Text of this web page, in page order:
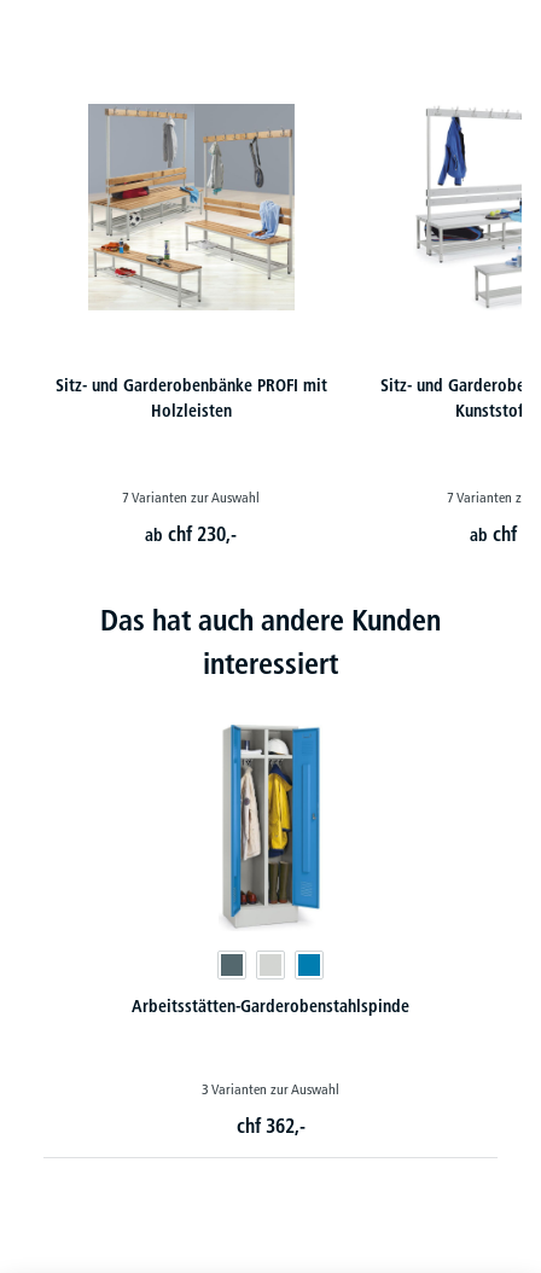
Sitz- und Garderobenbänke PROFI mit
Holzleisten
7 Varianten zur Auswahl
abchf 230,-
Sitz- und
7 Varianten zur
abchf
Das hat auch andere Kunden
interessiert
Z-Garderoben-Stahlspinde mit Lüftungslöchern
20 Varianten zur Auswahl